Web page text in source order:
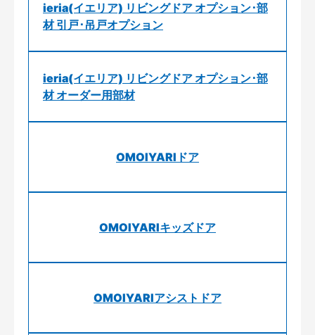
ieria(イエリア) リビングドア オプション･部
材 引戸･吊戸オプション
ieria(イエリア) リビングドア オプション･部
材 オーダー用部材
OMOIYARIドア
OMOIYARIキッズドア
OMOIYARIアシストドア